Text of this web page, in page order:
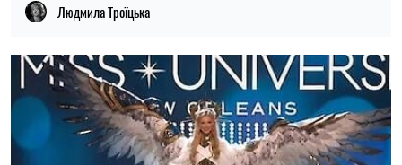
Людмила Троїцька